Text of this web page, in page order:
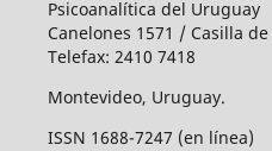
Psicoanalítica del Uruguay
Canelones 1571 / Casilla
Telefax: 2410 7418
Montevideo, Uruguay.
ISSN 1688-7247 (en línea)